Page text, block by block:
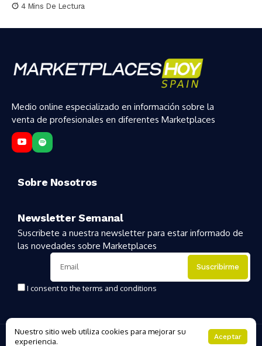
4 Mins De Lectura
Medio online especializado en información sobre la
venta de profesionales en diferentes Marketplaces
Sobre Nosotros
Newsletter Semanal
Suscribete a nuestra newsletter para estar informado de
las novedades sobre Marketplaces
I consent to the terms and conditions
Copyright 2025 | MarketplacesHoy
Nuestro sitio web utiliza cookies para mejorar su
experiencia.
Aceptar